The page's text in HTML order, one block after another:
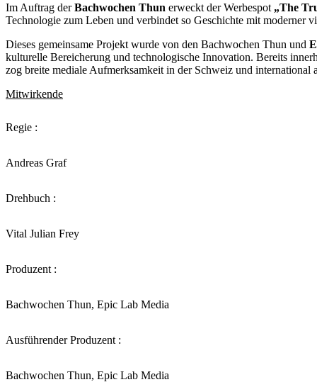
Im Auftrag derBachwochen Thun erweckt der Werbespot „The
Technologie zum Leben und verbindet so Geschichte mit moderner
Dieses gemeinsame Projekt wurde von den Bachwochen Thun und
kulturelle Bereicherung und technologische Innovation. Bereits
zog breite mediale Aufmerksamkeit in der Schweiz und international
Mitwirkende
Regie :
Andreas Graf
Drehbuch :
Vital Julian Frey
Produzent :
Bachwochen Thun, Epic Lab Media
Ausführender Produzent :
Bachwochen Thun, Epic Lab Media